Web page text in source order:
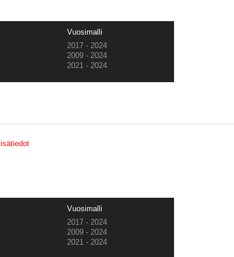
Vuosimalli
2017 - 2024
2009 - 2024
2021 - 2024
lisätiedot
Vuosimalli
2017 - 2024
2009 - 2024
2021 - 2024